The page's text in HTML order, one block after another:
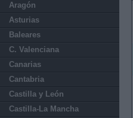
Aragón
Asturias
Baleares
C. Valenciana
Canarias
Cantabria
Castilla y León
Castilla-La Mancha